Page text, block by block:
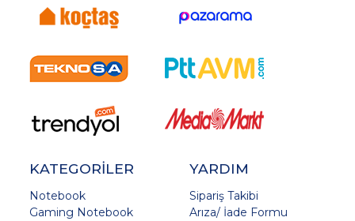
KATEGORİLER
Notebook
Gaming Notebook
YARDIM
Sipariş Takibi
Arıza/ İade Formu